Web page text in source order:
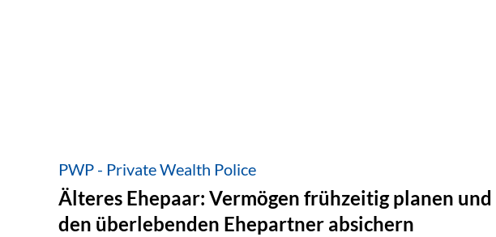
PWP - Private Wealth Police
Älteres Ehepaar: Vermögen frühzeitig planen und
den überlebenden Ehepartner absichern